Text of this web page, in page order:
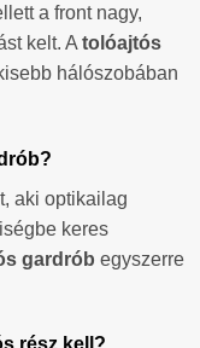
a front nagy,
kelt. A tolóajtós
hálószobában
aki optikailag
keres
gardrób egyszerre